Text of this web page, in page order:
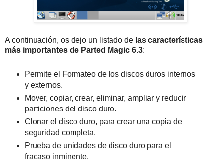
A continuación, os dejo un listado de las características
más importantes de Parted Magic 6.3:
Permite el Formateo de los discos duros internos
y externos.
Mover, copiar, crear, eliminar, ampliar y reducir
particiones del disco duro.
Clonar el disco duro, para crear una copia de
seguridad completa.
Prueba de unidades de disco duro para el
fracaso inminente.